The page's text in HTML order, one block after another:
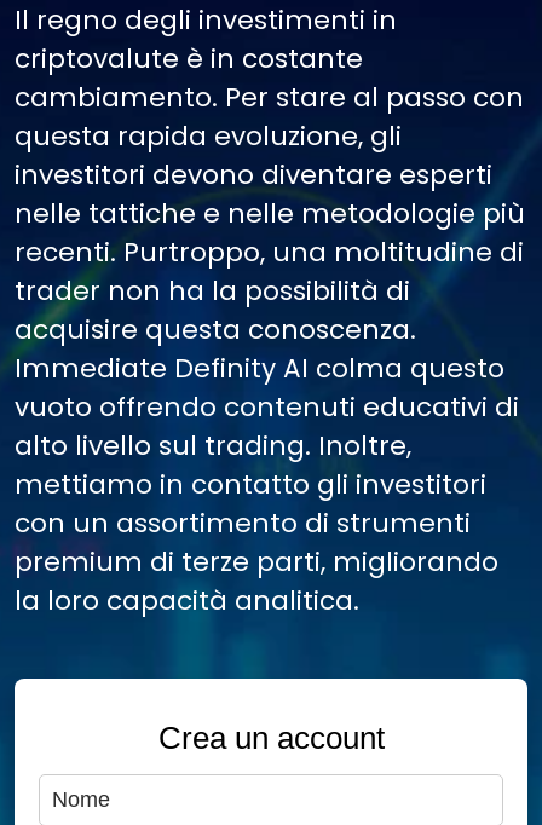
Il regno degli investimenti in
criptovalute è in costante
cambiamento. Per stare al passo con
questa rapida evoluzione, gli
investitori devono diventare esperti
nelle tattiche e nelle metodologie più
recenti. Purtroppo, una moltitudine di
trader non ha la possibilità di
acquisire questa conoscenza.
Immediate Definity AI colma questo
vuoto offrendo contenuti educativi di
alto livello sul trading. Inoltre,
mettiamo in contatto gli investitori
con un assortimento di strumenti
premium di terze parti, migliorando
la loro capacità analitica.